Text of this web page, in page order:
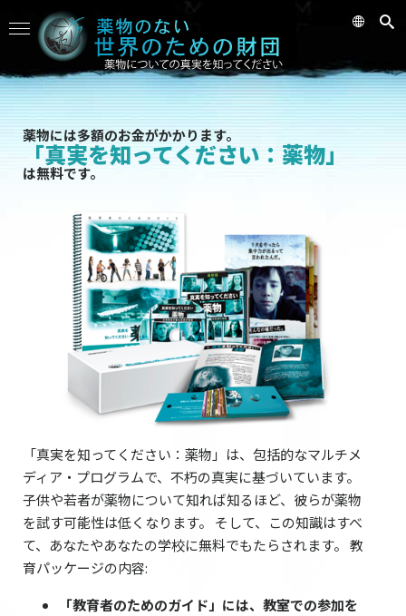
薬物には多額のお金がかかります。
「真実を知ってください：薬物」
は無料です。
「真実を知ってください：薬物」は、包括的なマルチメ
ディア・プログラムで、不朽の真実に基づいています。
子供や若者が薬物について知れば知るほど、彼らが薬物
を試す可能性は低くなります。 そして、この知識はすべ
て、あなたやあなたの学校に無料でもたらされます。 教
育パッケージの内容:
「教育者のためのガイド」には、教室での参加を